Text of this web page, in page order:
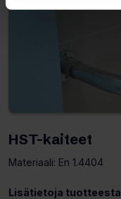
HST-kaiteet
Materiaali: En 1.4404
Lisätietoja tuotteesta